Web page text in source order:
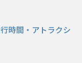
時間・アトラクシ